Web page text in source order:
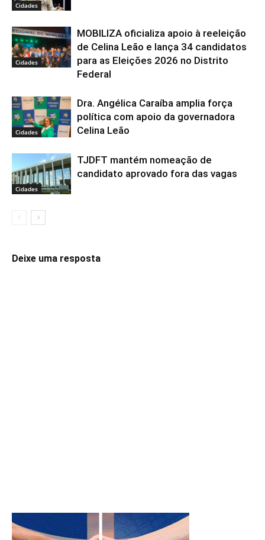
Cidades
Cidades
MOBILIZA oficializa apoio à reeleição
de Celina Leão e lança 34 candidatos
para as Eleições 2026 no Distrito
Federal
Cidades
Dra. Angélica Caraíba amplia força
política com apoio da governadora
Celina Leão
Cidades
TJDFT mantém nomeação de
candidato aprovado fora das vagas
Deixe uma resposta